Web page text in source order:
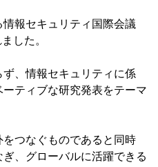
報セキュリティ国際会議
した。
、情報セキュリティに係
ティブな研究発表をテーマ
つなぐものであると同時
、グローバルに活躍できる